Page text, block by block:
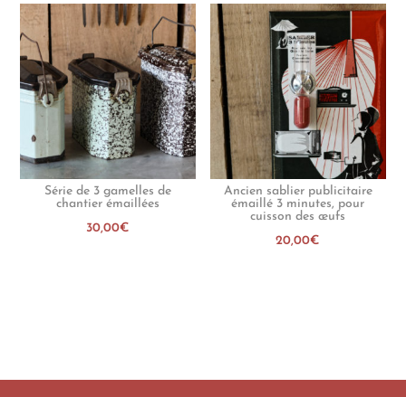
Série de 3 gamelles de
chantier émaillées
30,00€
Ancien sablier publicitaire
émaillé 3 minutes, pour
cuisson des œufs
20,00€